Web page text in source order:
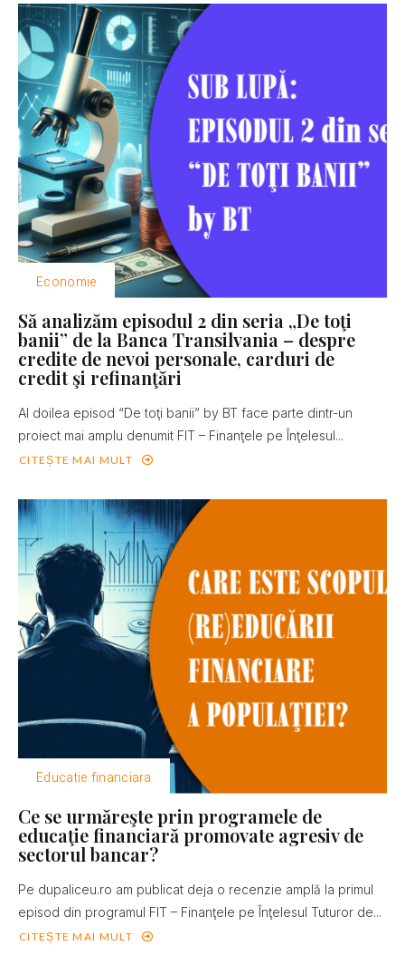
Economie
Să analizăm episodul 2 din seria „De toţi
banii” de la Banca Transilvania – despre
credite de nevoi personale, carduri de
credit şi refinanţări
Al doilea episod “De toţi banii” by BT face parte dintr-un
proiect mai amplu denumit FIT – Finanţele pe Înţelesul...
CITEȘTE MAI MULT
Educatie financiara
Ce se urmăreşte prin programele de
educaţie financiară promovate agresiv de
sectorul bancar?
Pe dupaliceu.ro am publicat deja o recenzie amplă la primul
episod din programul FIT – Finanţele pe Înţelesul Tuturor de...
CITEȘTE MAI MULT